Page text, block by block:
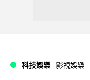
科技娛樂 影視娛樂